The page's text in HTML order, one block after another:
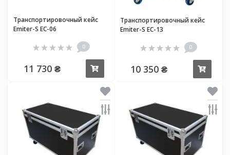
Транспортировочный кейс
Emiter-S EC-06
0
11 730 ₴
Транспортировочный кейс
Emiter-S EC-13
0
10 350 ₴